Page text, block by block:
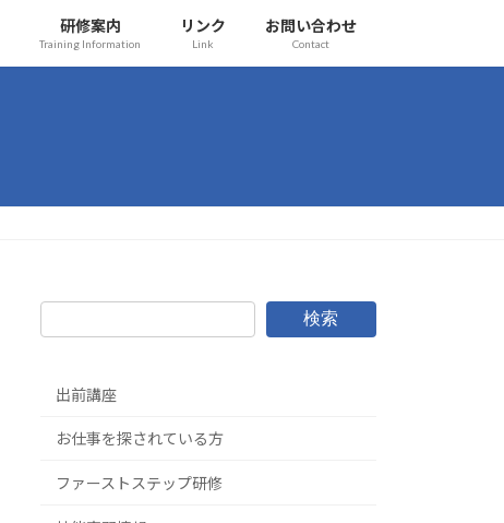
研修案内
Training Information
リンク
Link
お問い合わせ
Contact
検索
出前講座
お仕事を探されている方
ファーストステップ研修